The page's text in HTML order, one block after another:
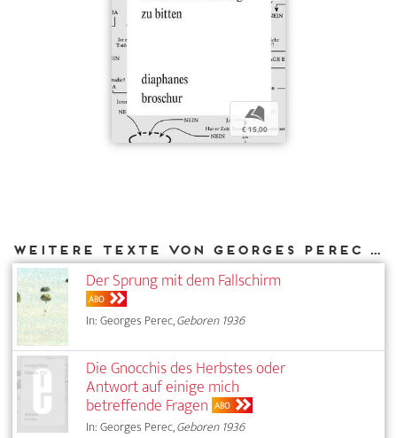
b
€ 15,00
Weitere Texte von Georges Perec bei DIAPHANES
Der Sprung mit dem Fallschirm
ABO
In: Georges Perec,Geboren 1936
Die Gnocchis des Herbstes oder
Antwort auf einige mich
betreffende Fragen ABO
In: Georges Perec,Geboren 1936